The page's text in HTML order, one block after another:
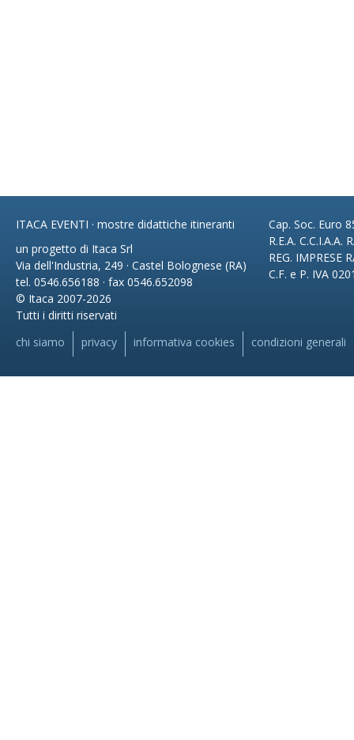
ITACA EVENTI · mostre didattiche itineranti
un progetto di Itaca Srl
Via dell'Industria, 249 · Castel Bolognese (RA)
tel. 0546.656188 · fax 0546.652098
© Itaca 2007-2026
Tutti i diritti riservati
Cap. Soc. Euro
R.E.A. C.C.I.A.A.
REG. IMPRESE
C.F. e P. IVA
chi siamo privacy informativa cookies condizioni generali